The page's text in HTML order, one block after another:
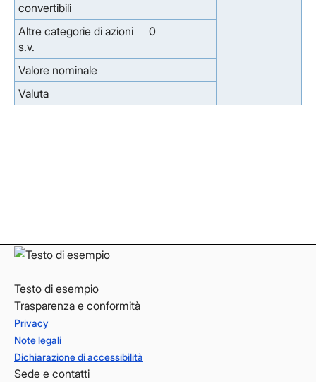
convertibili
Altre categorie di azioni
s.v.
0
Valore nominale
Valuta
Testo di esempio
Trasparenza e conformità
Privacy
Note legali
Dichiarazione di accessibilità
Sede e contatti